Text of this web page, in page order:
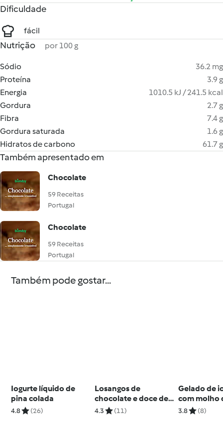
Dificuldade
fácil
Nutrição por 100 g
Sódio
36.2 mg
Proteína
3.9 g
Energia
1010.5 kJ / 241.5 kcal
Gordura
2.7 g
Fibra
7.4 g
Gordura saturada
1.6 g
Hidratos de carbono
61.7 g
Também apresentado em
Chocolate
59 Receitas
Portugal
Chocolate
59 Receitas
Portugal
Também pode gostar...
Iogurte líquido de
pina colada
4.8 (26)
Losangos de
chocolate e doce de
leite
4.3 (11)
Gelado de
com molho
caramelo
3.8 (8)